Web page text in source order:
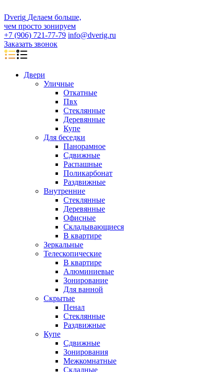
Dverig Делаем больше,
чем просто зонируем
+7 (906) 721-77-79 info@dverig.ru
Заказать звонок
Двери
Уличные
Откатные
Пвх
Стеклянные
Деревянные
Купе
Для беседки
Панорамное
Сдвижные
Распашные
Поликарбонат
Раздвижные
Внутренние
Стеклянные
Деревянные
Офисные
Складывающиеся
В квартире
Зеркальные
Телескопические
В квартире
Алюминиевые
Зонирование
Для ванной
Скрытые
Пенал
Стеклянные
Раздвижные
Купе
Сдвижные
Зонирования
Межкомнатные
Складные